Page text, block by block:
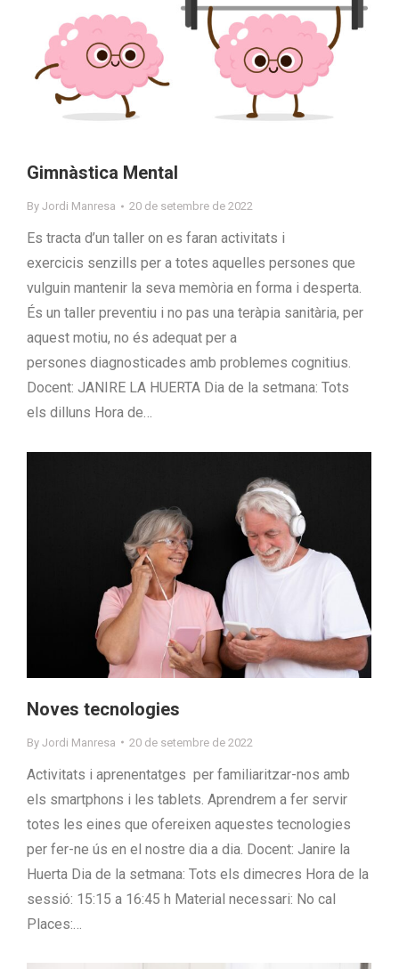
Gimnàstica Mental
By Jordi Manresa 20 de setembre de 2022
Es tracta d’un taller on es faran activitats i
exercicis senzills per a totes aquelles persones que
vulguin mantenir la seva memòria en forma i desperta.
És un taller preventiu i no pas una teràpia sanitària, per
aquest motiu, no és adequat per a
persones diagnosticades amb problemes cognitius.
Docent: JANIRE LA HUERTA Dia de la setmana: Tots
els dilluns Hora de…
Noves tecnologies
By Jordi Manresa 20 de setembre de 2022
Activitats i aprenentatges per familiaritzar-nos amb
els smartphons i les tablets. Aprendrem a fer servir
totes les eines que ofereixen aquestes tecnologies
per fer-ne ús en el nostre dia a dia. Docent: Janire la
Huerta Dia de la setmana: Tots els dimecres Hora de la
sessió: 15:15 a 16:45 h Material necessari: No cal
Places:…